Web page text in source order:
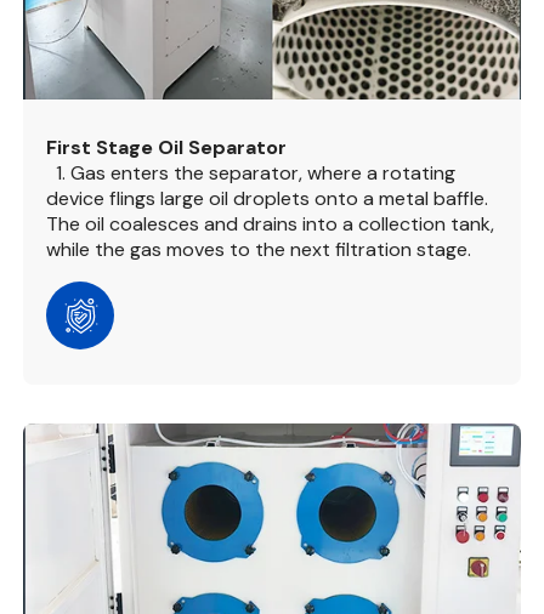
First Stage Oil Separator
1. Gas enters the separator, where a rotating
device flings large oil droplets onto a metal baffle.
The oil coalesces and drains into a collection tank,
while the gas moves to the next filtration stage.